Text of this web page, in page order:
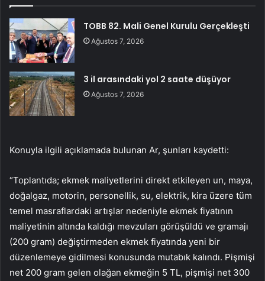
TOBB 82. Mali Genel Kurulu Gerçekleşti
Ağustos 7, 2026
3 il arasındaki yol 2 saate düşüyor
Ağustos 7, 2026
Konuyla ilgili açıklamada bulunan Ar, şunları kaydetti:
“Toplantıda; ekmek maliyetlerini direkt etkileyen un, maya,
doğalgaz, motorin, personellik, su, elektrik, kira üzere tüm
temel masraflardaki artışlar nedeniyle ekmek fiyatının
maliyetinin altında kaldığı mevzuları görüşüldü ve gramajı
(200 gram) değiştirmeden ekmek fiyatında yeni bir
düzenlemeye gidilmesi konusunda mutabık kalındı. Pişmişi
net 200 gram gelen olağan ekmeğin 5 TL, pişmişi net 300